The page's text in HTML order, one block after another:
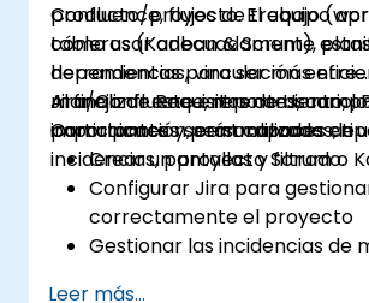
producto/proyecto. El equipo
cómo usar adecuadamente
herramientas para ser más
manejo de Requisitos de Usuario,
Comunicación, centralizados en
Confluence, flujos de trabajo
tableros (Kanban & Scrum),
dependencias, vinculación entre
Jira/Confluence, reportes,
importantes y personalizados,
incidencias, pantallas y filtrado.
Al finalizar este entrenamiento,
participantes serán capaces de:
Crear un proyecto Scrum o
Configurar Jira para
correctamente el proyecto
Gestionar las incidencias de
Leer más...